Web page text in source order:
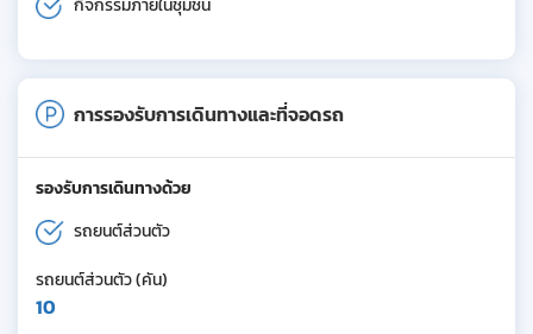
กิจกรรมภายในชุมชน
การรองรับการเดินทางและที่จอดรถ
รองรับการเดินทางด้วย
รถยนต์ส่วนตัว
รถยนต์ส่วนตัว (คัน)
10